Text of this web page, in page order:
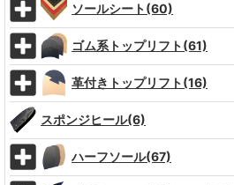
ソールシート(60)
ゴム系トップリフト(61)
革付きトップリフト(16)
スポンジヒール(6)
ハーフソール(67)